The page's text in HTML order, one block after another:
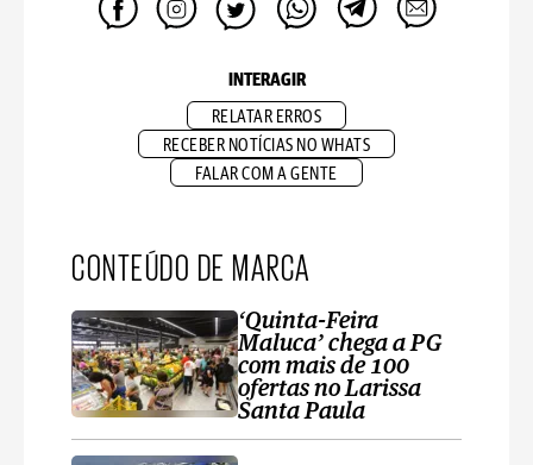
INTERAGIR
RELATAR ERROS
RECEBER NOTÍCIAS NO WHATS
FALAR COM A GENTE
CONTEÚDO DE MARCA
‘Quinta-Feira
Maluca’ chega a PG
com mais de 100
ofertas no Larissa
Santa Paula